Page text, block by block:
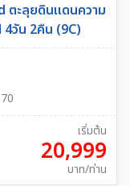
ตะลุยดินแดนความ
วัน 2คืน (9C)
เริ่มต้น
20,999
บาท/ท่าน